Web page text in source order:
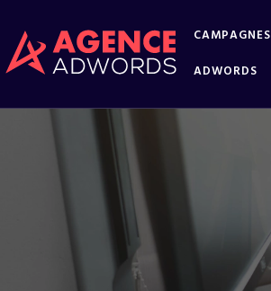
CAMPAGNES
ADWORDS